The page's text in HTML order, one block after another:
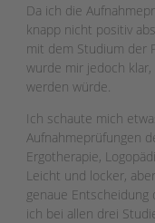
Da ich die
knapp nicht positiv
mit dem Studium der
wurde mir jedoch
werden würde.
Ich schaute mich
Aufnahmeprüfungen
Ergotherapie,
Leicht und locker,
genaue Entscheidung
ich bei allen drei